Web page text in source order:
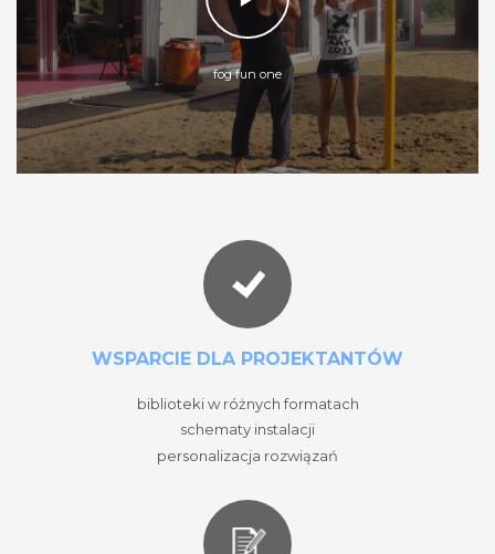
fog fun one
WSPARCIE DLA PROJEKTANTÓW
biblioteki w różnych formatach
schematy instalacji
personalizacja rozwiązań